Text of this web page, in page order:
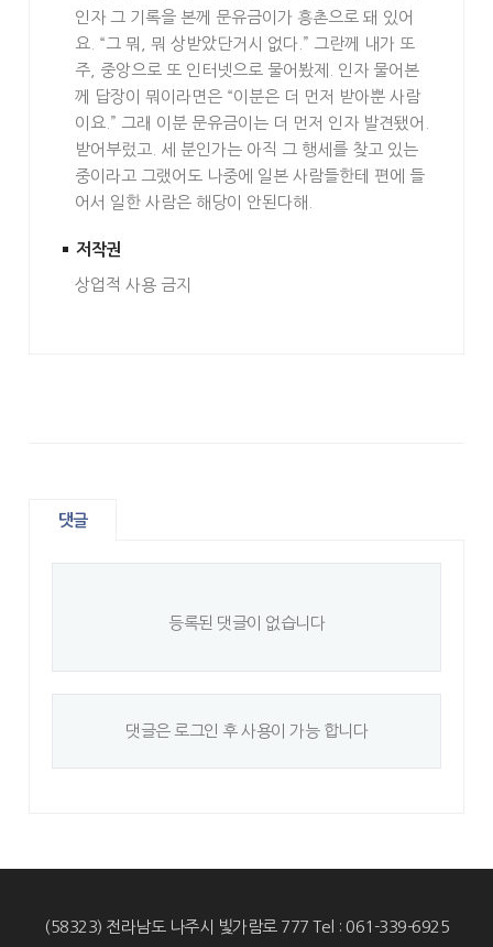
인자 그 기록을 본께 문유금이가 흥촌으로 돼 있어
요. “그 뭐, 뭐 상받았단거시 없다.” 그란께 내가 또
주, 중앙으로 또 인터넷으로 물어봤제. 인자 물어본
께 답장이 뭐이라면은 “이분은 더 먼저 받아뿐 사람
이요.” 그래 이분 문유금이는 더 먼저 인자 발견됐어.
받어부렀고. 세 분인가는 아직 그 행세를 찾고 있는
중이라고 그랬어도 나중에 일본 사람들한테 편에 들
어서 일한 사람은 해당이 안된다해.
저작권
상업적 사용 금지
댓글
등록된 댓글이 없습니다
댓글은 로그인 후 사용이 가능 합니다
(58323) 전라남도 나주시 빛가람로 777 Tel : 061-339-6925